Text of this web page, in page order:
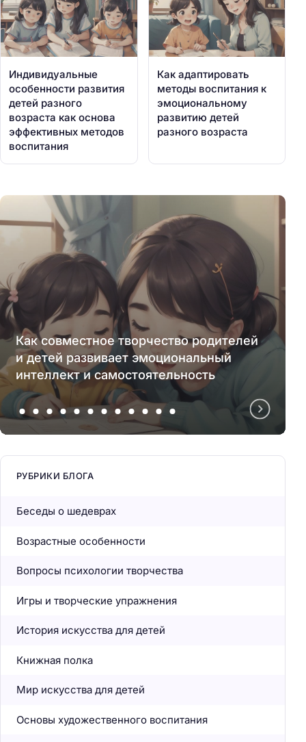
Индивидуальные
особенности развития
детей разного
возраста как основа
эффективных методов
воспитания
Как адаптировать
методы воспитания к
эмоциональному
развитию детей
разного возраста
Как совместное творчество родителей
и детей развивает эмоциональный
интеллект и самостоятельность
РУБРИКИ БЛОГА
Беседы о шедеврах
Возрастные особенности
Вопросы психологии творчества
Игры и творческие упражнения
История искусства для детей
Книжная полка
Мир искусства для детей
Основы художественного воспитания